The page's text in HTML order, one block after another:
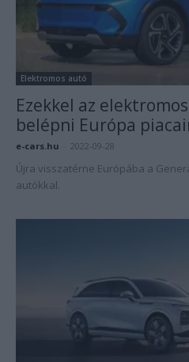
Elektromos autó
Ezekkel az
belépni Európa
e-cars.hu 2022-09-28
Újra visszatérne Európába a
autókkal.